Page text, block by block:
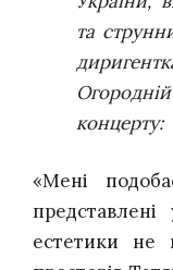
та
концерту:
«Мені
естетики не